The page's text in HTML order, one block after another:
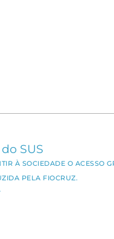
SUS
À SOCIEDADE O ACESSO
PELA FIOCRUZ.